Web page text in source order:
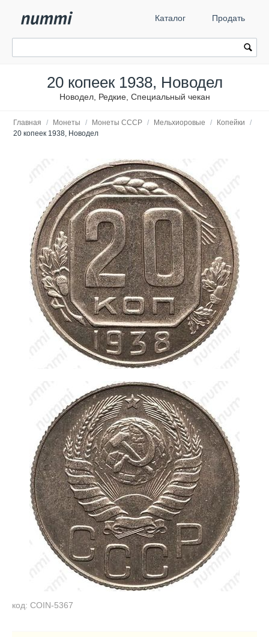
Каталог Продать
20 копеек 1938, Новодел
Новодел, Редкие, Специальный чекан
Главная / Монеты / Монеты СССР / Мельхиоровые / Копейки
/
20 копеек 1938, Новодел
код: COIN-5367